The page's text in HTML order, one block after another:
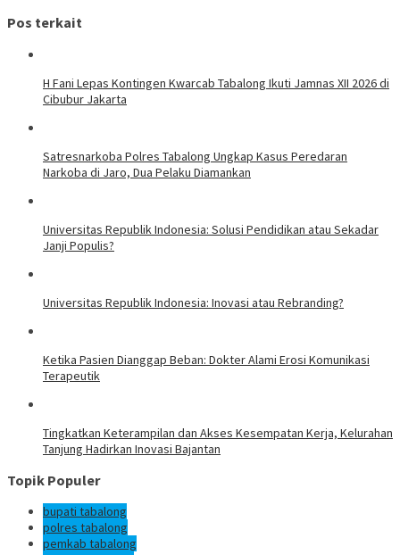
Pos terkait
H Fani Lepas Kontingen Kwarcab Tabalong Ikuti Jamnas XII 2026 di
Cibubur Jakarta
Satresnarkoba Polres Tabalong Ungkap Kasus Peredaran
Narkoba di Jaro, Dua Pelaku Diamankan
Universitas Republik Indonesia: Solusi Pendidikan atau Sekadar
Janji Populis?
Universitas Republik Indonesia: Inovasi atau Rebranding?
Ketika Pasien Dianggap Beban: Dokter Alami Erosi Komunikasi
Terapeutik
Tingkatkan Keterampilan dan Akses Kesempatan Kerja, Kelurahan
Tanjung Hadirkan Inovasi Bajantan
Topik Populer
bupati tabalong
polres tabalong
pemkab tabalong